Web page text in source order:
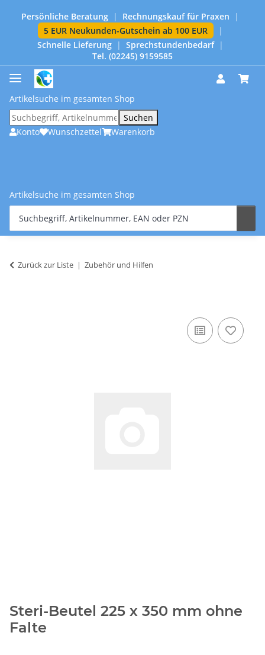
Persönliche Beratung | Rechnungskauf für Praxen
|
5 EUR Neukunden-Gutschein ab 100 EUR
|
Schnelle Lieferung
| Sprechstundenbedarf
|
Tel. (02245) 9159585
Artikelsuche im gesamten Shop
Suchen
Konto
Wunschzettel Warenkorb
Artikelsuche im gesamten Shop
Zurück zur Liste Zubehör und Hilfen
Steri-Beutel 225 x 350 mm ohne
Falte